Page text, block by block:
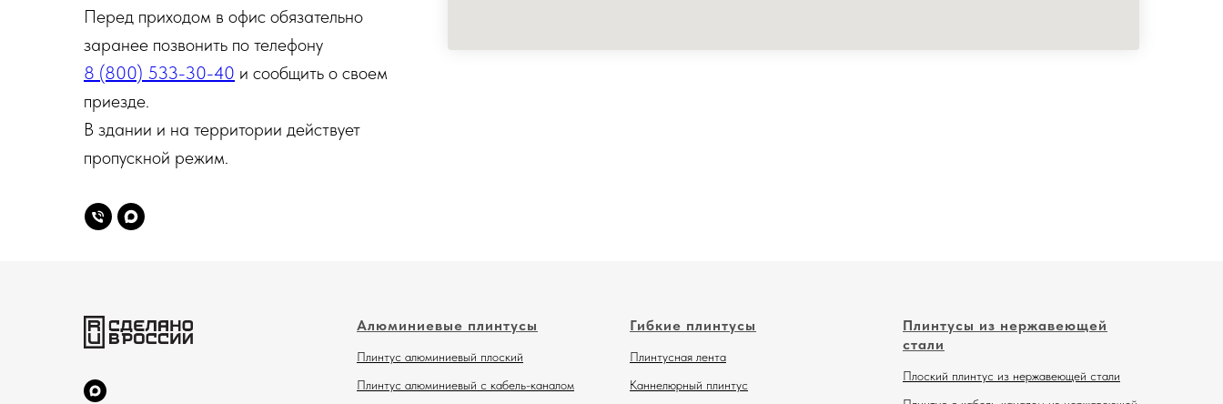
Перед приходом в офис обязательно
заранее позвонить по телефону
8 (800) 533-30-40 и сообщить о своем
приезде.
В здании и на территории действует
пропускной режим.
Алюминиевые плинтусы
Плинтус алюминиевый плоский
Плинтус алюминиевый с кабель-каналом
Гибкие плинтусы
Плинтусная лента
Каннелюрный плинтус
Плинтусы из нержавеющей
стали
Плоский плинтус из нержавеющей стали